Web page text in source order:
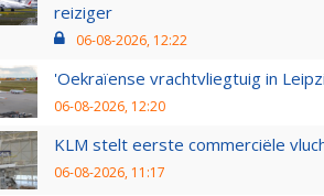
reiziger
06-08-2026, 12:22
'Oekraïense vrachtvliegtuig in
06-08-2026, 12:20
KLM stelt eerste commerciële
06-08-2026, 11:17